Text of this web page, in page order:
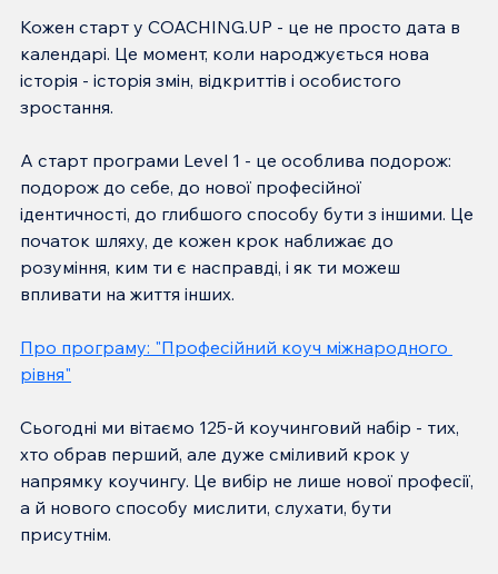
Кожен старт у COACHING.UP - це не просто дата в
календарі. Це момент, коли народжується нова
історія - історія змін, відкриттів і особистого
зростання.
А старт програми Level 1 - це особлива подорож:
подорож до себе, до нової професійної
ідентичності, до глибшого способу бути з іншими. Це
початок шляху, де кожен крок наближає до
розуміння, ким ти є насправді, і як ти можеш
впливати на життя інших.
Про програму: "Професійний коуч міжнародного
рівня"
Сьогодні ми вітаємо 125-й коучинговий набір - тих,
хто обрав перший, але дуже сміливий крок у
напрямку коучингу. Це вибір не лише нової професії,
а й нового способу мислити, слухати, бути
присутнім.